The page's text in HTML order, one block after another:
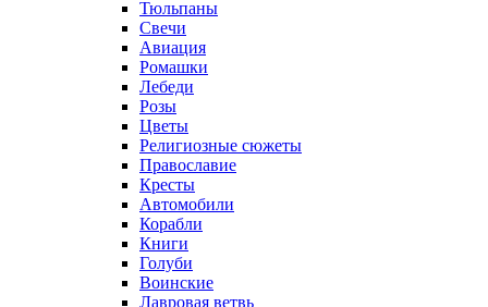
Тюльпаны
Свечи
Авиация
Ромашки
Лебеди
Розы
Цветы
Религиозные сюжеты
Православие
Кресты
Автомобили
Корабли
Книги
Голуби
Воинские
Лавровая ветвь